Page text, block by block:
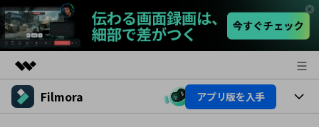
製品 Filmora アプリ版を入手